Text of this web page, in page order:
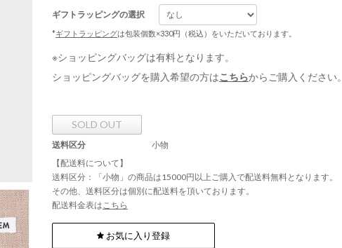
ギフトラッピングの選択
*ギフトラッピングは包装個数×330円（税込）をいただいております。
※ショッピングバッグは有料となります。
ショッピングバッグを購入希望の方はこちらからご購入ください。
SOLD OUT
送料区分
小物
【配送料について】
送料区分：「小物」の商品は15000円以上ご購入で配送料無料となります。
その他、送料区分は個別に配送料を頂いております。
配送料金表はこちら
お気に入り登録